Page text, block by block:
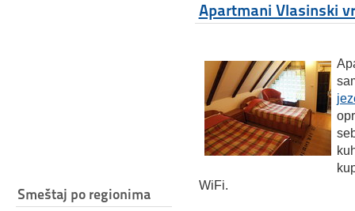
Smeštaj po regionima
Apartmani Vlasinski
WiFi.